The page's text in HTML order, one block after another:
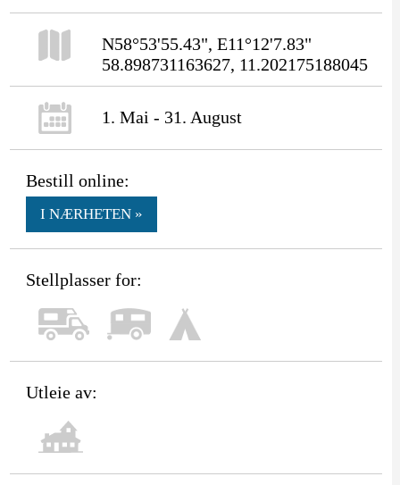
N58°53'55.43", E11°12'7.83"
58.898731163627, 11.202175188045
1. Mai - 31. August
Bestill online:
I NÆRHETEN »
Stellplasser for:
Utleie av: